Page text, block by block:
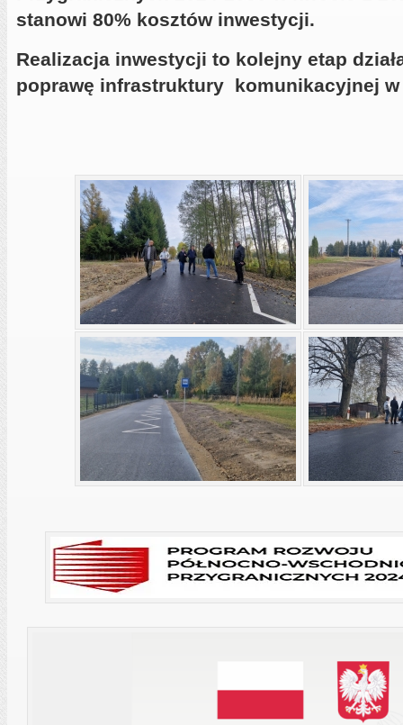
stanowi 80% kosztów inwestycji.
Realizacja inwestycji to kolejny etap
poprawę infrastruktury komunikacyjnej w